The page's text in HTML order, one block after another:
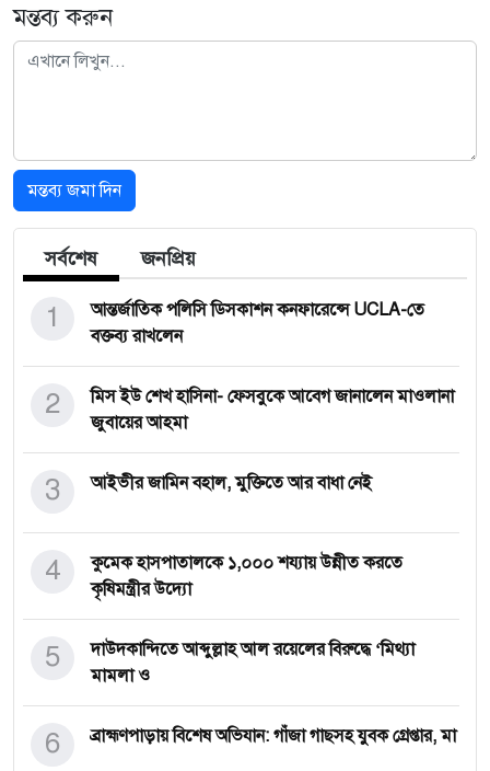
মন্তব্য করুন
মন্তব্য জমা দিন
সর্বশেষ জনপ্রিয়
আন্তর্জাতিক পলিসি ডিসকাশন কনফারেন্সে UCLA-তে
বক্তব্য রাখলেন
1
মিস ইউ শেখ হাসিনা- ফেসবুকে আবেগ জানালেন মাওলানা
জুবায়ের আহমা
2
আইভীর জামিন বহাল, মুক্তিতে আর বাধা নেই
3
কুমেক হাসপাতালকে ১,০০০ শয্যায় উন্নীত করতে
কৃষিমন্ত্রীর উদ্যো
4
দাউদকান্দিতে আব্দুল্লাহ আল রয়েলের বিরুদ্ধে ‘মিথ্যা
মামলা ও
5
ব্রাহ্মণপাড়ায় বিশেষ অভিযান: গাঁজা গাছসহ যুবক গ্রেপ্তার, মা
6